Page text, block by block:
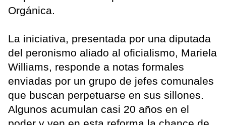
Orgánica.
La iniciativa, presentada por una diputada
del peronismo aliado al oficialismo, Mariela
Williams, responde a notas formales
enviadas por un grupo de jefes comunales
que buscan perpetuarse en sus sillones.
Algunos acumulan casi 20 años en el